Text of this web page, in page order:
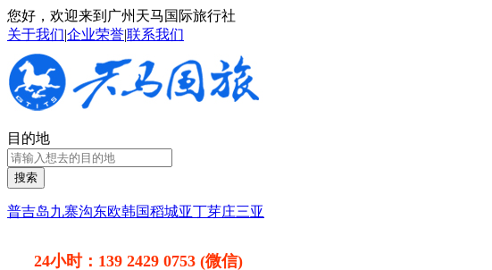
您好，欢迎来到广州天马国际旅行社
关于我们|企业荣誉|联系我们
目的地
搜索
普吉岛九寨沟东欧韩国稻城亚丁芽庄三亚
24小时： 139 2429 0753 (微信)